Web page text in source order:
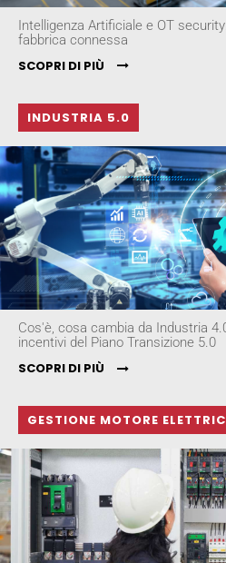
Intelligenza Artificiale e OT
fabbrica connessa
SCOPRI DI PIÙ
INDUSTRIA 5.0
Cos'è, cosa cambia da Industria
incentivi del Piano Transizione 5.0
SCOPRI DI PIÙ
GESTIONE MOTORE